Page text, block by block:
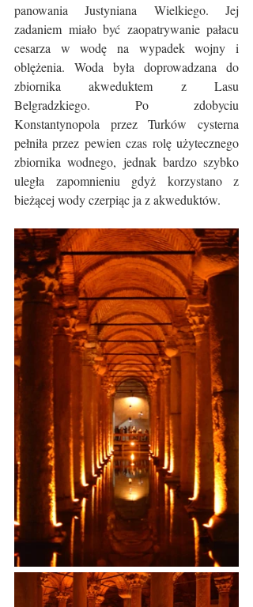
panowania Justyniana Wielkiego. Jej
zadaniem miało być zaopatrywanie pałacu
cesarza w wodę na wypadek wojny i
oblężenia. Woda była doprowadzana do
zbiornika akweduktem z Lasu
Belgradzkiego. Po zdobyciu
Konstantynopola przez Turków cysterna
pełniła przez pewien czas rolę użytecznego
zbiornika wodnego, jednak bardzo szybko
uległa zapomnieniu gdyż korzystano z
bieżącej wody czerpiąc ja z akweduktów.